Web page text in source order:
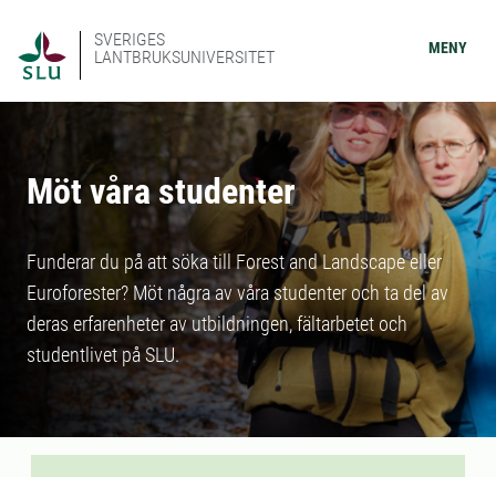
SVERIGES
LANTBRUKSUNIVERSITET
MENY
Möt våra studenter
Funderar du på att söka till Forest and Landscape eller
Euroforester? Möt några av våra studenter och ta del av
deras erfarenheter av utbildningen, fältarbetet och
studentlivet på SLU.